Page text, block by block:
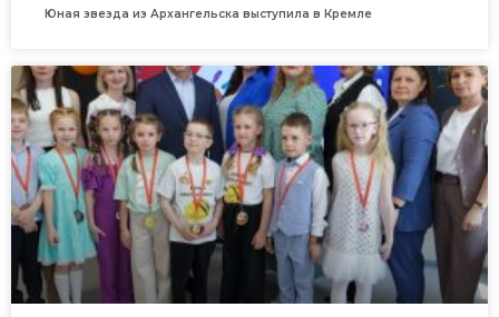
Юная звезда из Архангельска выступила в Кремле